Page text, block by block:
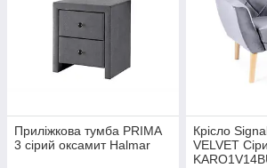
Приліжкова тумба PRIMA
3 сірий оксамит Halmar
Крісло
VELVET